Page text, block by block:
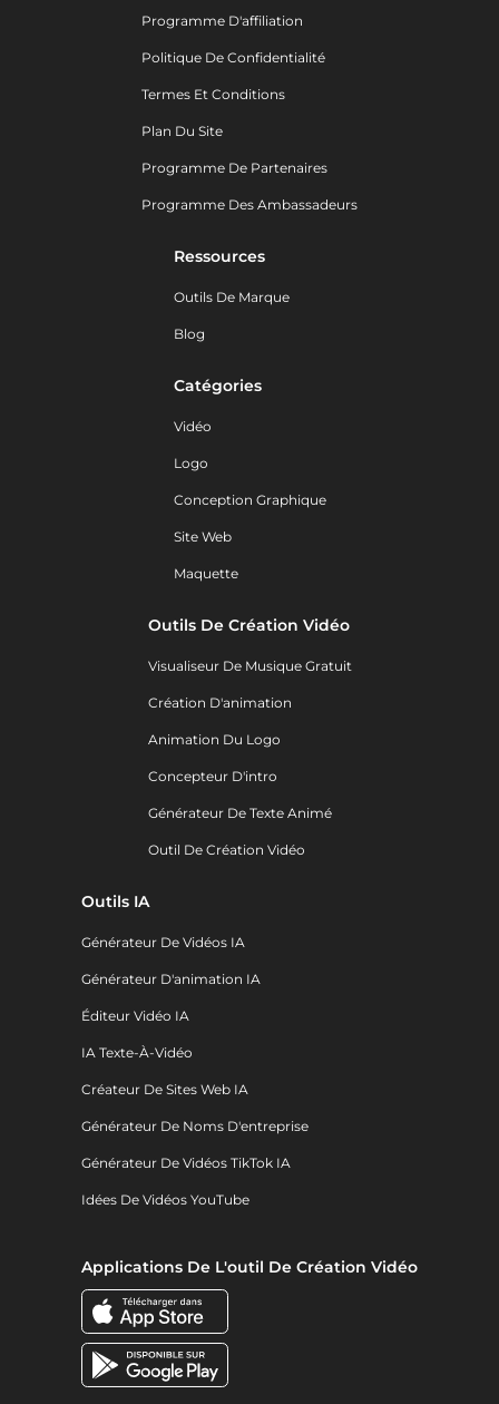
Programme D'affiliation
Politique De Confidentialité
Termes Et Conditions
Plan Du Site
Programme De Partenaires
Programme Des Ambassadeurs
Ressources
Outils De Marque
Blog
Catégories
Vidéo
Logo
Conception Graphique
Site Web
Maquette
Outils De Création Vidéo
Visualiseur De Musique Gratuit
Création D'animation
Animation Du Logo
Concepteur D'intro
Générateur De Texte Animé
Outil De Création Vidéo
Outils IA
Générateur De Vidéos IA
Générateur D'animation IA
Éditeur Vidéo IA
IA Texte-À-Vidéo
Créateur De Sites Web IA
Générateur De Noms D'entreprise
Générateur De Vidéos TikTok IA
Idées De Vidéos YouTube
Applications De L'outil De Création Vidéo